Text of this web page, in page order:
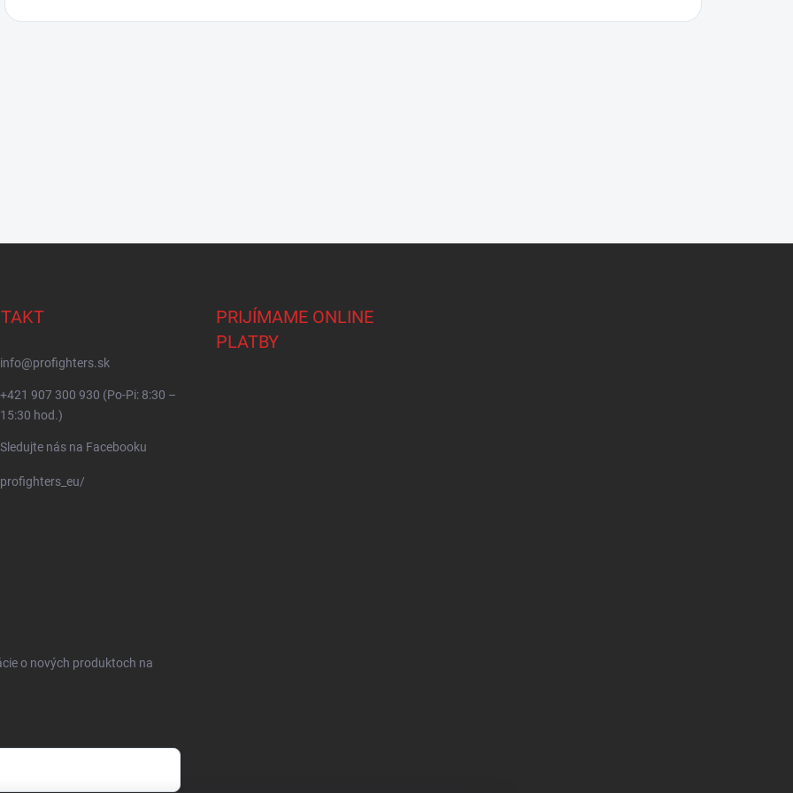
info@profighters.sk
+421 907 300 930 (Po-Pi: 8:30 –
15:30 hod.)
Sledujte nás na Facebooku
profighters_eu/
PRIJÍMAME ONLINE
PLATBY
o nových produktoch na